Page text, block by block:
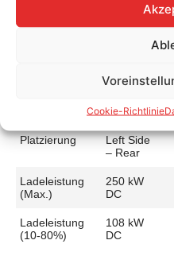
Cookie-Richtlinie
11 kW AC
Ladeanschluss CCS
Platzierung
Left Side
– Rear
Ladeleistung
(max.)
250 kW
DC
Ladeleistung
(10-80%)
108 kW
DC